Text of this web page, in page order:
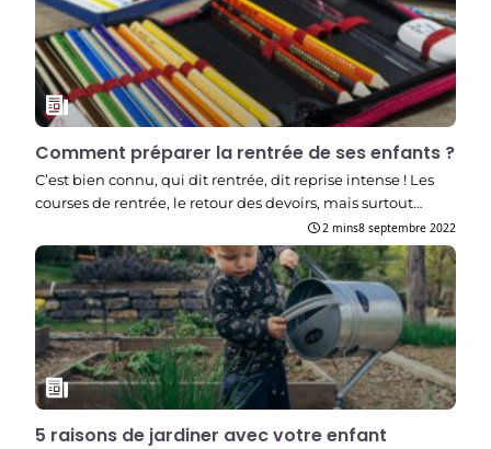
Comment préparer la rentrée de ses enfants ?
C’est bien connu, qui dit rentrée, dit reprise intense ! Les
courses de rentrée, le retour des devoirs, mais surtout…
2 mins8 septembre 2022
5 raisons de jardiner avec votre enfant